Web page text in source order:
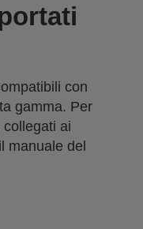
con
gamma. Per
ai
manuale del